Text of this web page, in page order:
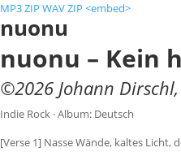
MP3 ZIP WAV ZIP <embed>
nuonu
nuonu – Kein
©2026 Johann Dirschl,
Indie Rock · Album: Deutsch
[Verse 1] Nasse Wände, kaltes Licht,